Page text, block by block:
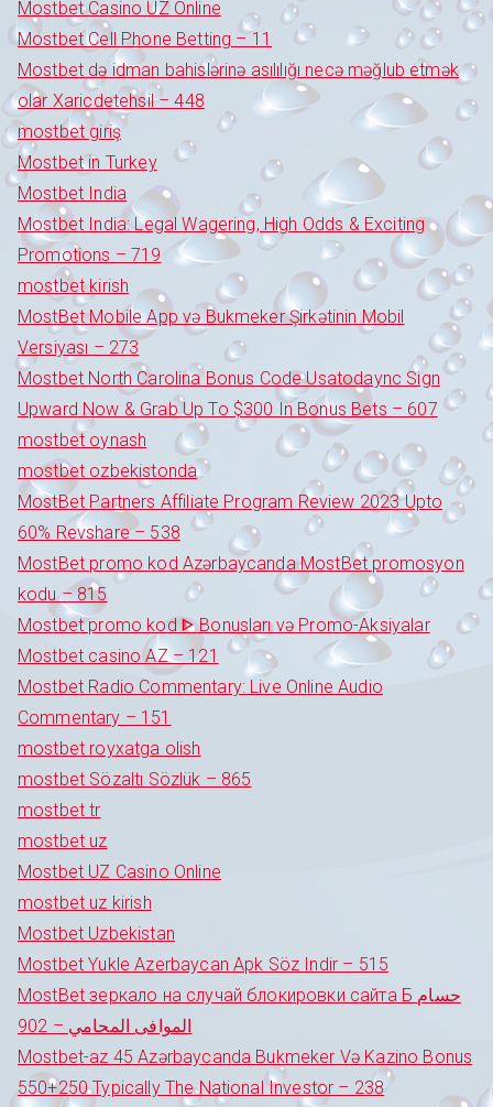
Mostbet Casino UZ Online
Mostbet Cell Phone Betting – 11
Mostbet də idman bahislərinə asılılığı necə məğlub etmək
olar Xaricdetehsil – 448
mostbet giriş
Mostbet in Turkey
Mostbet India
Mostbet India: Legal Wagering, High Odds & Exciting
Promotions – 719
mostbet kirish
MostBet Mobile App və Bukmeker Şirkətinin Mobil
Versiyası – 273
Mostbet North Carolina Bonus Code Usatodaync Sign
Upward Now & Grab Up To $300 In Bonus Bets – 607
mostbet oynash
mostbet ozbekistonda
MostBet Partners Affiliate Program Review 2023 Upto
60% Revshare – 538
MostBet promo kod Azərbaycanda MostBet promosyon
kodu – 815
Mostbet promo kod ᐈ Bonusları və Promo-Aksiyalar
Mostbet casino AZ – 121
Mostbet Radio Commentary: Live Online Audio
Commentary – 151
mostbet royxatga olish
mostbet Sözaltı Sözlük – 865
mostbet tr
mostbet uz
Mostbet UZ Casino Online
mostbet uz kirish
Mostbet Uzbekistan
Mostbet Yukle Azerbaycan Apk Söz Indir – 515
MostBet зеркало на случай блокировки сайта Б حسام
الموافى المحامي – 902
Mostbet-az 45 Azərbaycanda Bukmeker Və Kazino Bonus
550+250 Typically The National Investor – 238